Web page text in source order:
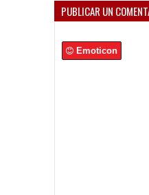
PUBLICAR UN
Emoticon